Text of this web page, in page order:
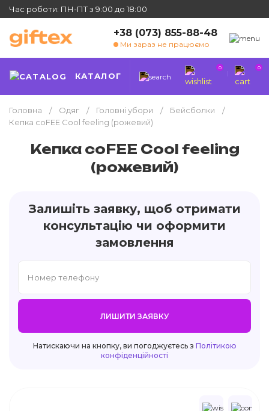
Час роботи: ПН-ПТ з 9:00 до 18:00
+38 (073) 855-88-48
Ми зараз не працюємо
КАТАЛОГ
0 0
Головна Одяг Головні убори
Бейсболки
Кепка coFEE Cool feeling (рожевий)
Кепка coFEE Cool feeling
(рожевий)
Залишіть заявку, щоб отримати
консультацію чи оформити
замовлення
ЛИШИТИ ЗАЯВКУ
Натискаючи на кнопку, ви погоджуєтесь з Політикою
конфіденційності